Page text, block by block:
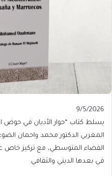
Published
On
9/5/2026
9/5/2026
يسلط كتاب “حوار الأديان في حوض
المغربي الدكتور محمد واحمان
الفضاء المتوسطي، مع تركيز خاص
في بعدها الديني والثقافي.